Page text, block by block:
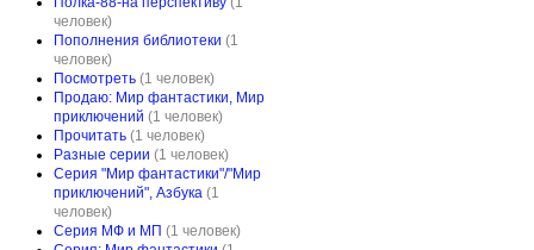
человек)
Пополнения библиотеки (1
человек)
Посмотреть (1 человек)
Продаю: Мир фантастики, Мир
приключений (1 человек)
Прочитать (1 человек)
Разные серии (1 человек)
Серия "Мир фантастики"/"Мир
приключений", Азбука (1
человек)
Серия МФ и МП (1 человек)